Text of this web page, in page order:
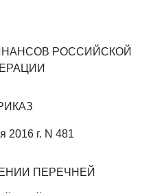
РОССИЙСКОЙ
2016 г. N 481
ПЕРЕЧНЕЙ